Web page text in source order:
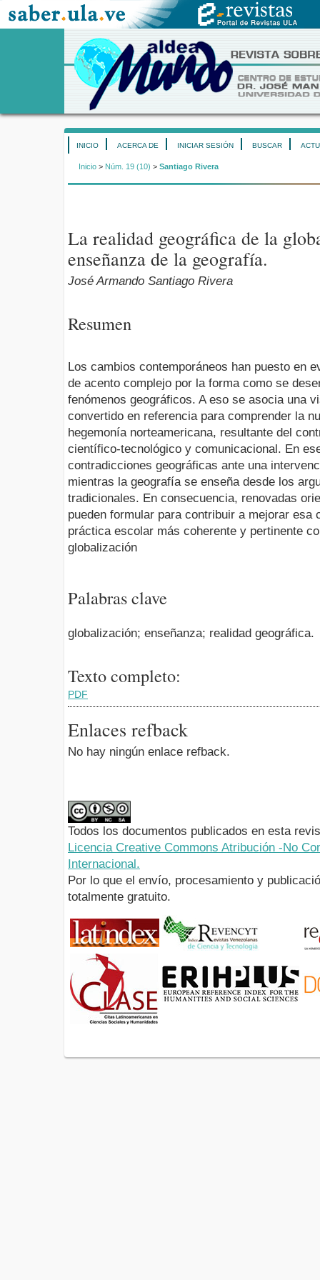
INICIO ACERCA DE INICIAR SESIÓN BUSCAR
Inicio > Núm. 19 (10) > Santiago Rivera
La realidad geográfica de la
enseñanza de la geografía.
José Armando Santiago Rivera
Resumen
Los cambios contemporáneos han puesto en
de acento complejo por la forma como se
fenómenos geográficos. A eso se asocia una
convertido en referencia para comprender la
hegemonía norteamericana, resultante del
científico-tecnológico y comunicacional. En
contradicciones geográficas ante una
mientras la geografía se enseña desde los
tradicionales. En consecuencia, renovadas
pueden formular para contribuir a mejorar esa
práctica escolar más coherente y pertinente
globalización
Palabras clave
globalización; enseñanza; realidad geográfica.
Texto completo:
PDF
Enlaces refback
No hay ningún enlace refback.
Todos los documentos publicados en esta
Licencia Creative Commons Atribución -No
Internacional.
Por lo que el envío, procesamiento y
totalmente gratuito.